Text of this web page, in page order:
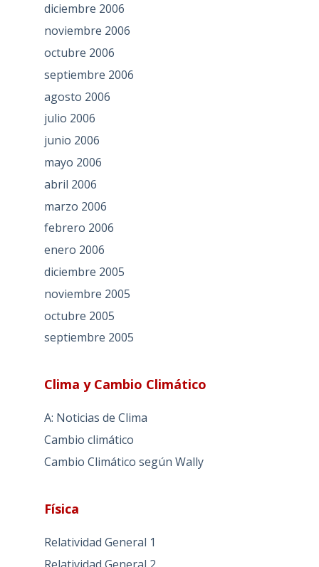
diciembre 2006
noviembre 2006
octubre 2006
septiembre 2006
agosto 2006
julio 2006
junio 2006
mayo 2006
abril 2006
marzo 2006
febrero 2006
enero 2006
diciembre 2005
noviembre 2005
octubre 2005
septiembre 2005
Clima y Cambio Climático
A: Noticias de Clima
Cambio climático
Cambio Climático según Wally
Física
Relatividad General 1